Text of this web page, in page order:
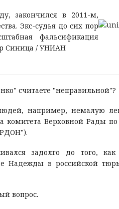
закончился в 2011-м,
Экс-судья до сих пор
фальсификация
Синица / УНИАН
считаете "неправильной"?
например, немалую
комитета Верховной Рады
задолго до того,
Надежды в российской
вопрос.